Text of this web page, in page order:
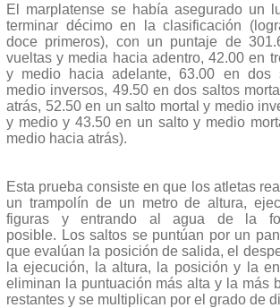
El marplatense se había asegurado un
terminar décimo en la clasificación
doce primeros), con un puntaje de
vueltas y media hacia adentro, 42.00 en
y medio hacia adelante, 63.00 en dos
medio inversos, 49.50 en dos saltos
atrás, 52.50 en un salto mortal y medio
y medio y 43.50 en un salto y medio
medio hacia atrás).
Esta prueba consiste en que los atletas
un trampolín de un metro de altura,
figuras y entrando al agua de la
posible. Los saltos se puntúan por un
que evalúan la posición de salida, el
la ejecución, la altura, la posición y la
eliminan la puntuación más alta y la más
restantes y se multiplican por el grado de